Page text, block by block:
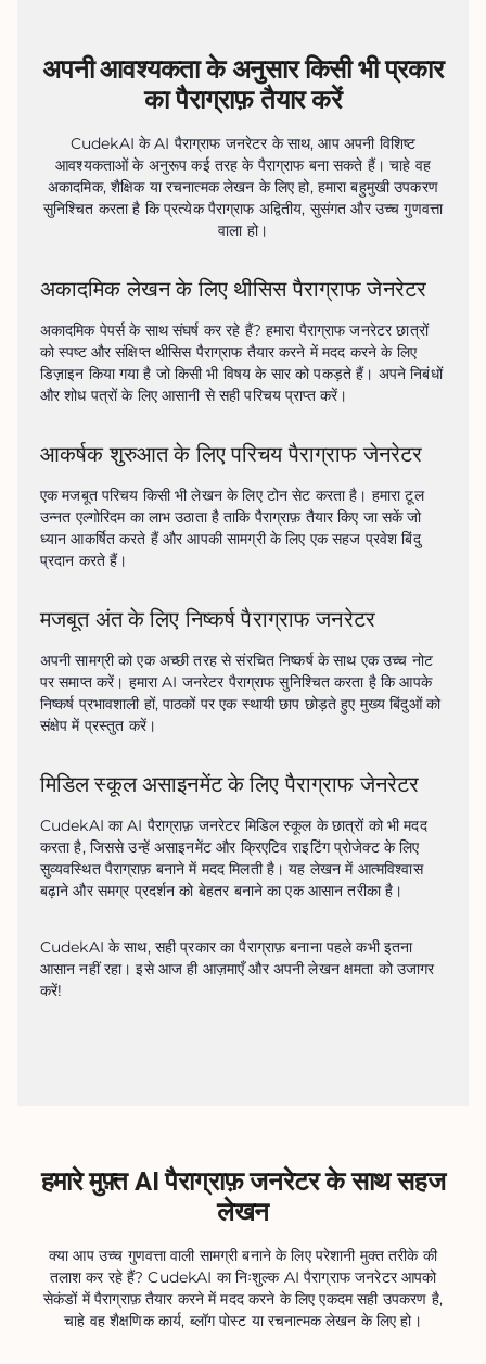
अपनी आवश्यकता के अनुसार किसी भी प्रकार
का पैराग्राफ़ तैयार करें
CudekAI के AI पैराग्राफ जनरेटर के साथ, आप अपनी विशिष्ट
आवश्यकताओं के अनुरूप कई तरह के पैराग्राफ बना सकते हैं। चाहे वह
अकादमिक, शैक्षिक या रचनात्मक लेखन के लिए हो, हमारा बहुमुखी उपकरण
सुनिश्चित करता है कि प्रत्येक पैराग्राफ अद्वितीय, सुसंगत और उच्च गुणवत्ता
वाला हो।
अकादमिक लेखन के लिए थीसिस पैराग्राफ जेनरेटर
अकादमिक पेपर्स के साथ संघर्ष कर रहे हैं? हमारा पैराग्राफ जनरेटर छात्रों
को स्पष्ट और संक्षिप्त थीसिस पैराग्राफ तैयार करने में मदद करने के लिए
डिज़ाइन किया गया है जो किसी भी विषय के सार को पकड़ते हैं। अपने निबंधों
और शोध पत्रों के लिए आसानी से सही परिचय प्राप्त करें।
आकर्षक शुरुआत के लिए परिचय पैराग्राफ जेनरेटर
एक मजबूत परिचय किसी भी लेखन के लिए टोन सेट करता है। हमारा टूल
उन्नत एल्गोरिदम का लाभ उठाता है ताकि पैराग्राफ़ तैयार किए जा सकें जो
ध्यान आकर्षित करते हैं और आपकी सामग्री के लिए एक सहज प्रवेश बिंदु
प्रदान करते हैं।
मजबूत अंत के लिए निष्कर्ष पैराग्राफ जनरेटर
अपनी सामग्री को एक अच्छी तरह से संरचित निष्कर्ष के साथ एक उच्च नोट
पर समाप्त करें। हमारा AI जनरेटर पैराग्राफ सुनिश्चित करता है कि आपके
निष्कर्ष प्रभावशाली हों, पाठकों पर एक स्थायी छाप छोड़ते हुए मुख्य बिंदुओं को
संक्षेप में प्रस्तुत करें।
मिडिल स्कूल असाइनमेंट के लिए पैराग्राफ जेनरेटर
CudekAI का AI पैराग्राफ़ जनरेटर मिडिल स्कूल के छात्रों को भी मदद
करता है, जिससे उन्हें असाइनमेंट और क्रिएटिव राइटिंग प्रोजेक्ट के लिए
सुव्यवस्थित पैराग्राफ़ बनाने में मदद मिलती है। यह लेखन में आत्मविश्वास
बढ़ाने और समग्र प्रदर्शन को बेहतर बनाने का एक आसान तरीका है।
CudekAI के साथ, सही प्रकार का पैराग्राफ़ बनाना पहले कभी इतना
आसान नहीं रहा। इसे आज ही आज़माएँ और अपनी लेखन क्षमता को उजागर
करें!
हमारे मुफ़्त AI पैराग्राफ़ जनरेटर के साथ सहज
लेखन
क्या आप उच्च गुणवत्ता वाली सामग्री बनाने के लिए परेशानी मुक्त तरीके की
तलाश कर रहे हैं? CudekAI का निःशुल्क AI पैराग्राफ जनरेटर आपको
सेकंडों में पैराग्राफ़ तैयार करने में मदद करने के लिए एकदम सही उपकरण है,
चाहे वह शैक्षणिक कार्य, ब्लॉग पोस्ट या रचनात्मक लेखन के लिए हो।